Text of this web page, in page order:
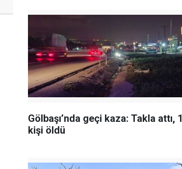
Gölbaşı’nda geçi kaza: Takla attı, 1
kişi öldü